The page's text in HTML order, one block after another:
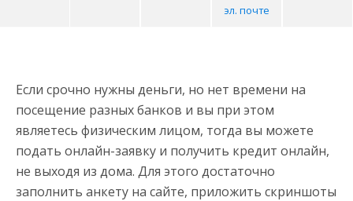
эл. почте
Если срочно нужны деньги, но нет времени на
посещение разных банков и вы при этом
являетесь физическим лицом, тогда вы можете
подать онлайн-заявку и получить кредит онлайн,
не выходя из дома. Для этого достаточно
заполнить анкету на сайте, приложить скриншоты